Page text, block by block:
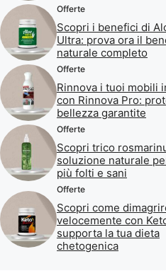
Offerte
Scopri i benefici di
Ultra: prova ora il
naturale completo
Offerte
Rinnova i tuoi mobili
con Rinnova Pro:
bellezza garantite
Offerte
Scopri trico
soluzione naturale
più folti e sani
Offerte
Scopri come
velocemente con
supporta la tua dieta
chetogenica